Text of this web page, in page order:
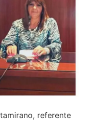
referente